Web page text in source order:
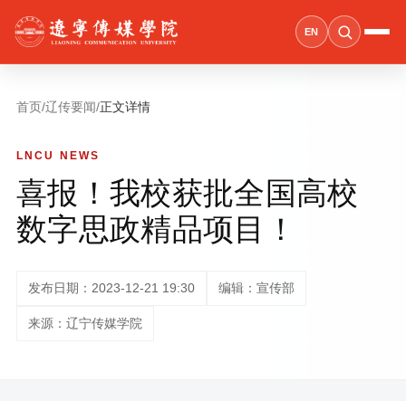
EN
首页/辽传要闻/正文详情
LNCU NEWS
喜报！我校获批全国高校
数字思政精品项目！
发布日期：2023-12-21 19:30 编辑：宣传部
来源：辽宁传媒学院